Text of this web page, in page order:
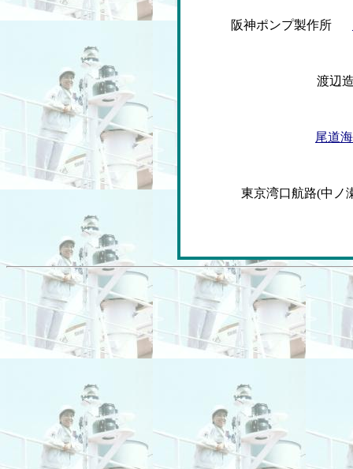
阪神ポンプ製作所
渡辺
尾道
東京湾口航路(中ノ